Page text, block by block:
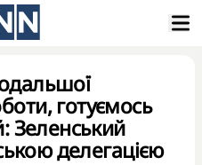
готуємось
Зеленський
делегацією